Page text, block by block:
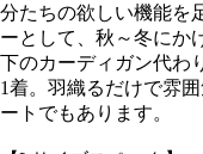
分たちの欲しい機能を
ーとして、秋～冬にか
下のカーディガン代わ
1着。羽織るだけで雰
ートでもあります。